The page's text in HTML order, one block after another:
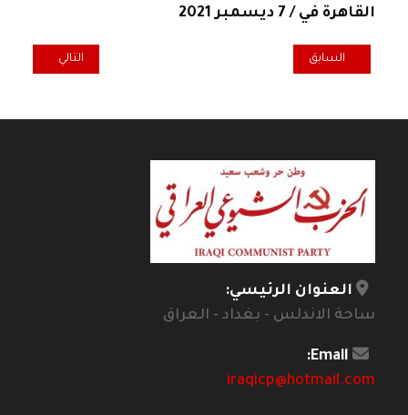
القاهرة في / 7 ديسمبر 2021
المقال السابق: المكتب التنفيذي للتيار الديمقراطي: شعبنا يتطلع الى
السابق المقال التالي:
التالي
العنوان الرئيسي:
ساحة الاندلس - بغداد - العراق
Email:
iraqicp@hotmail.com